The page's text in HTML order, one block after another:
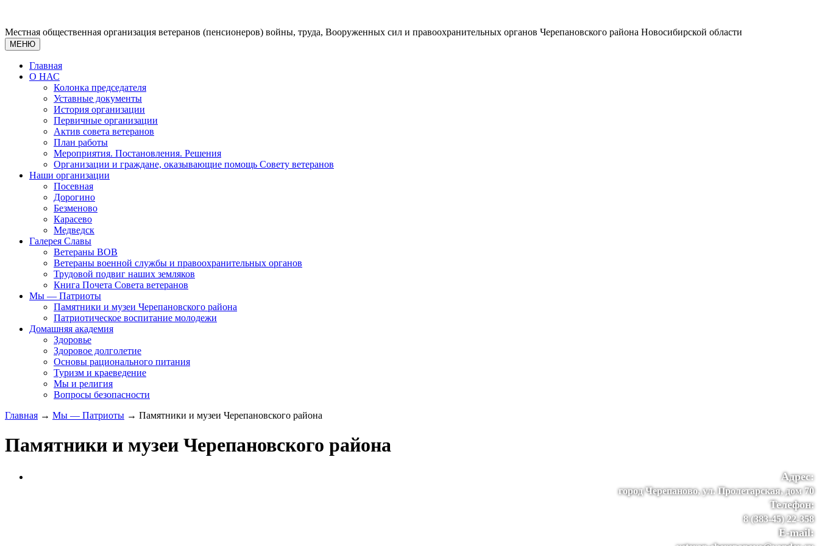
Местная общественная организация ветеранов (пенсионеров) войны, труда, Вооруженных сил и правоохранительных органов Черепановского района Новосибирской области
МЕНЮ
Главная
О НАС
Колонка председателя
Уставные документы
История организации
Первичные организации
Актив совета ветеранов
План работы
Мероприятия. Постановления. Решения
Организации и граждане, оказывающие помощь Совету ветеранов
Наши организации
Посевная
Дорогино
Безменово
Карасево
Медведск
Галерея Славы
Ветераны ВОВ
Ветераны военной службы и правоохранительных органов
Трудовой подвиг наших земляков
Книга Почета Совета ветеранов
Мы — Патриоты
Памятники и музеи Черепановского района
Патриотическое воспитание молодежи
Домашняя академия
Здоровье
Здоровое долголетие
Основы рационального питания
Туризм и краеведение
Мы и религия
Вопросы безопасности
Главная → Мы — Патриоты → Памятники и музеи Черепановского района
Памятники и музеи Черепановского района
Адрес:
город Черепаново, ул. Пролетарская, дом 70
Телефон:
8 (383-45) 22-358
E-mail: